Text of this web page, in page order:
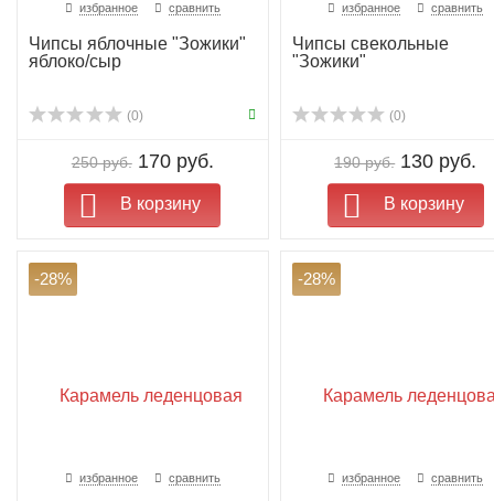
избранное сравнить
Чипсы яблочные "Зожики"
яблоко/сыр
(0)
250 руб. 170 руб.
В корзину
избранное сравнить
Чипсы свекольные
"Зожики"
(0)
190 руб. 130 руб.
В корзину
-28%
избранное сравнить
-28%
избранное сравнить